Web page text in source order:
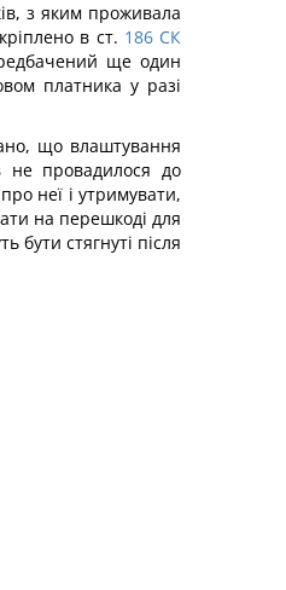
з яким проживала
в ст. 186 СК
ще один
платника у разі
що влаштування
не провадилося до
неї і утримувати,
на перешкоді для
бути стягнуті після